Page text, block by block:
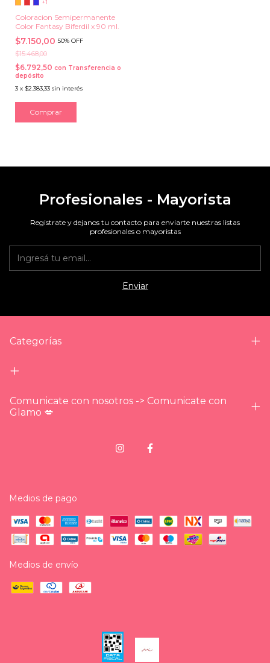
+1
Coloracion Semipermanente
Color Fantasy Biferdil x 90 ml.
$7.150,00 50% OFF
$15.468,00
$6.792,50 con Transferencia o
depósito
3 x $2.383,33 sin interés
Comprar
Profesionales - Mayorista
Registrate y dejanos tu contacto para enviarte nuestras listas
profesionales o mayoristas
Categorías
Comunicate con nosotros -> Comunicate con
Glamo 💋
Medios de pago
Medios de envío